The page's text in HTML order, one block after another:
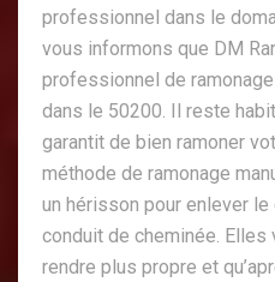
professionnel dans le
vous informons que DM
professionnel de
dans le 50200. Il reste
garantit de bien ramoner
méthode de ramonage
un hérisson pour enlever
conduit de cheminée.
rendre plus propre et